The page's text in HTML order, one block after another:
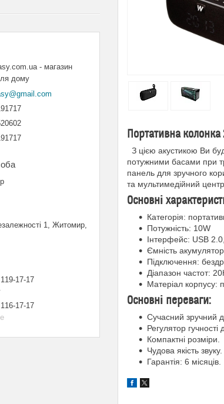
Портативна
З цією акустикою Ви
потужними басами при
панель для зручного
та мультимедійний центр
Основні
Категорія:
Потужність: 10W
Інтерфейс: USB
Ємність
Підключення:
Діапазон частот:
Матеріал корпусу:
Основні переваги:
Сучасний зручний
Регулятор
Компактні розміри.
Чудова якість звуку.
Гарантія: 6 місяців.
- магазин
дому
1, Житомир,
17-17
17-17